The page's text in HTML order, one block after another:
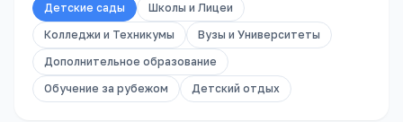
Детские сады
Школы и Лицеи
Колледжи и Техникумы
Вузы и Университеты
Дополнительное образование
Обучение за рубежом
Детский отдых